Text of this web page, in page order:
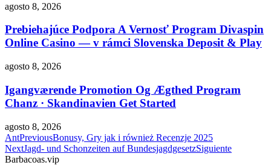
agosto 8, 2026
Prebiehajúce Podpora A Vernosť Program Divaspin
Online Casino — v rámci Slovenska Deposit & Play
agosto 8, 2026
Igangværende Promotion Og Ægthed Program
Chanz · Skandinavien Get Started
agosto 8, 2026
AntPreviousBonusy, Gry jak i również Recenzje 2025
NextJagd- und Schonzeiten auf BundesjagdgesetzSiguiente
Barbacoas.vip